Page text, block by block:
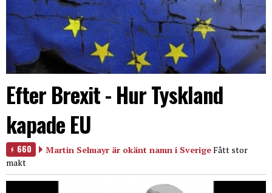
Efter Brexit - Hur Tyskland
kapade EU
660 Martin Selmayr är okänt namn i SverigeFått stor
makt